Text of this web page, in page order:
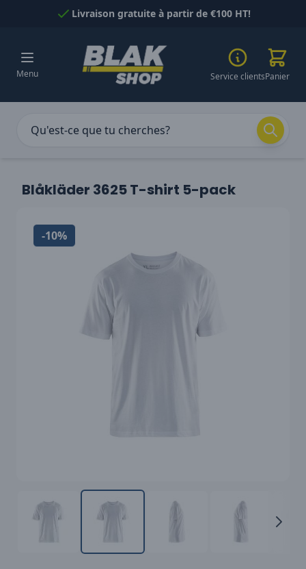
Passer au contenuLivraison gratuite à partir de €100 HT!
Menu Service clientsPanier
Blåkläder 3625 T-shirt 5-pack
-10%